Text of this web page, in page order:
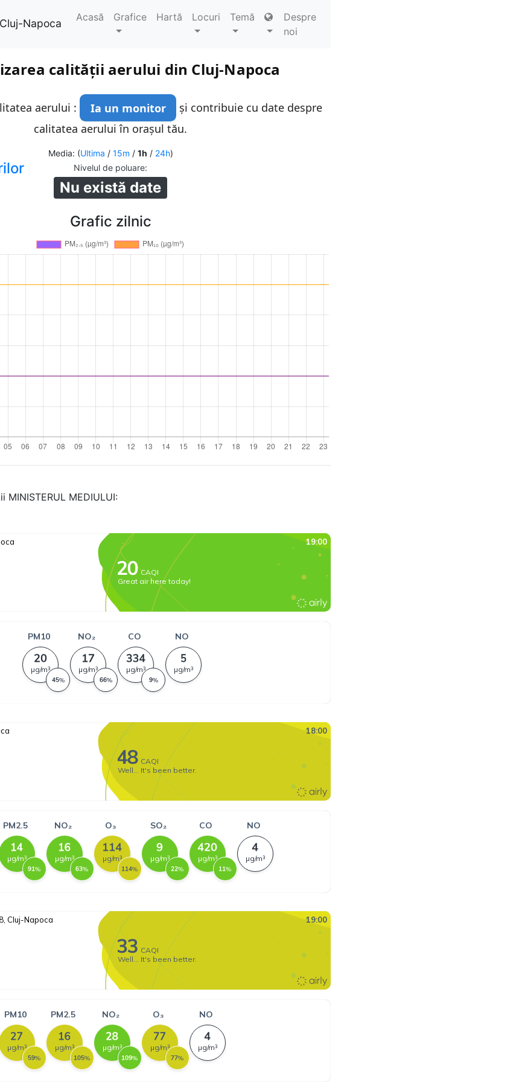
Napoca Acasă Grafice Hartă Locuri Temă
Despre
noi
calității aerului din Cluj-Napoca
aerului : Ia un monitor
și contribuie cu date despre
calitatea aerului în orașul tău.
Media: (Ultima / 15m / 1h / 24h)
Nivelul de poluare:
Nu există date
Grafic zilnic
MINISTERUL MEDIULUI: